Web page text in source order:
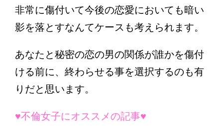
非常に傷付いて今後の恋愛においても暗い
影を落とすなんてケースも考えられます。
あなたと秘密の恋の男の関係が誰かを傷付
ける前に、終わらせる事を選択するのも有
りだと思います。
♥不倫女子にオススメの記事♥